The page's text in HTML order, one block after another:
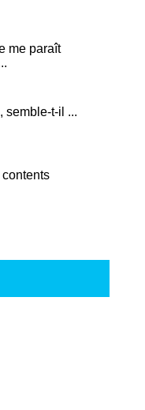
me paraît
semble-t-il ...